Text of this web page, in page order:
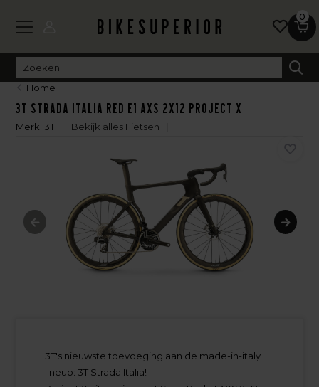
0
Home
3T Strada Italia Red E1 AXS 2x12 Project X
Merk: 3T Bekijk alles Fietsen
3T's nieuwste toevoeging aan de made-in-italy
lineup: 3T Strada Italia!